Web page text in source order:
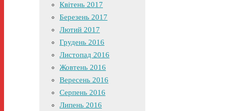
Квітень 2017
Березень 2017
Лютий 2017
Грудень 2016
Листопад 2016
Жовтень 2016
Вересень 2016
Серпень 2016
Липень 2016